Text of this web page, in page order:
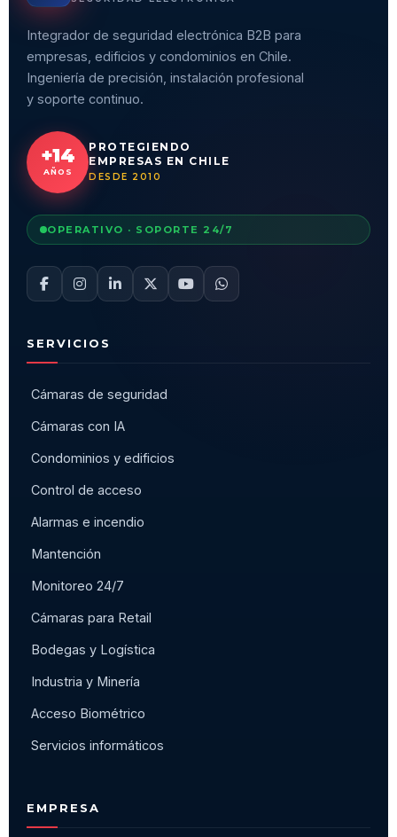
Integrador de seguridad electrónica B2B para
empresas, edificios y condominios en Chile.
Ingeniería de precisión, instalación profesional
y soporte continuo.
+14
AÑOS
PROTEGIENDO
EMPRESAS EN CHILE
DESDE 2010
OPERATIVO · SOPORTE 24/7
SERVICIOS
Cámaras de seguridad
Cámaras con IA
Condominios y edificios
Control de acceso
Alarmas e incendio
Mantención
Monitoreo 24/7
Cámaras para Retail
Bodegas y Logística
Industria y Minería
Acceso Biométrico
Servicios informáticos
EMPRESA